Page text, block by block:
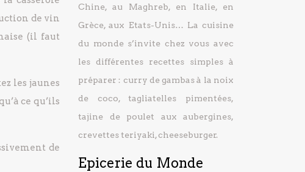
de vin
(il faut
les jaunes
ce qu’ils
de
Chine, au Maghreb, en Italie, en
Grèce, aux Etats-Unis… La cuisine
du monde s’invite chez vous avec
les différentes recettes simples à
préparer : curry de gambas à la noix
de coco, tagliatelles pimentées,
tajine de poulet aux aubergines,
crevettes teriyaki, cheeseburger.
Epicerie du Monde